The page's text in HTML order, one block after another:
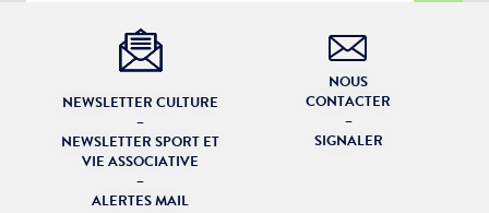
NEWSLETTER CULTURE
–
NEWSLETTER SPORT ET
VIE ASSOCIATIVE
–
ALERTES MAIL
NOUS
CONTACTER
–
SIGNALER